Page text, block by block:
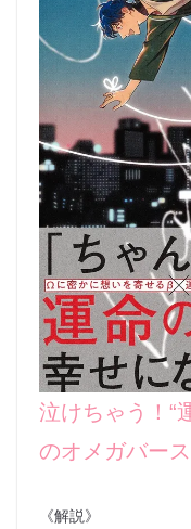
泣けちゃう！“
のオメガバース
《解説》